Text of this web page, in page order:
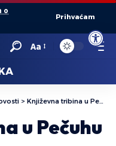
Open
o
Prihvaćam
Aa
> Književna tribina u Pečuhu
u Pečuhu